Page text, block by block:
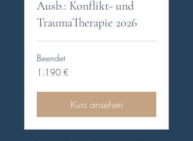
Ausb.: Konflikt- und
TraumaTherapie 2026
Beendet
1.190
Euro
1.190 €
Kurs ansehen